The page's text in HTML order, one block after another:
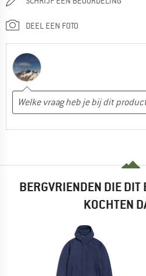
DEEL EEN FOTO
BERGVRIENDEN DIE
KOCHTEN